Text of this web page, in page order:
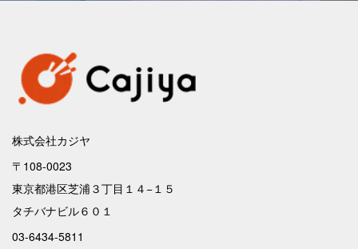
株式会社カジヤ
〒108-0023
東京都港区芝浦３丁目１４−１５
タチバナビル６０１
03-6434-5811